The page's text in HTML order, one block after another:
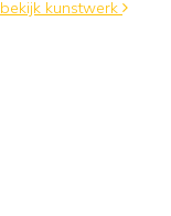
bekijk kunstwerk